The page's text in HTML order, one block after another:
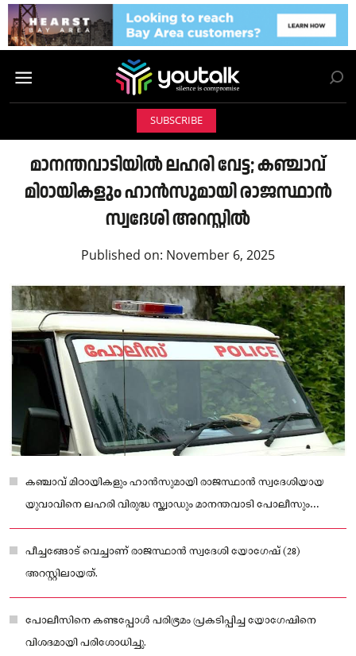
SUBSCRIBE
മാനന്തവാടിയിൽ ലഹരി വേട്ട; കഞ്ചാവ്
മിഠായികളും ഹാൻസുമായി രാജസ്ഥാൻ
സ്വദേശി അറസ്റ്റിൽ
Published on: November 6, 2025
കഞ്ചാവ് മിഠായികളും ഹാൻസുമായി രാജസ്ഥാൻ സ്വദേശിയായ
യുവാവിനെ ലഹരി വിരുദ്ധ സ്ക്വാഡും മാനന്തവാടി പോലീസും
ചേർന്ന് പിടികൂടി.
പീച്ചങ്ങോട് വെച്ചാണ് രാജസ്ഥാൻ സ്വദേശി യോഗേഷ് (28)
അറസ്റ്റിലായത്.
പോലീസിനെ കണ്ടപ്പോൾ പരിഭ്രമം പ്രകടിപ്പിച്ച യോഗേഷിനെ
വിശദമായി പരിശോധിച്ചു.